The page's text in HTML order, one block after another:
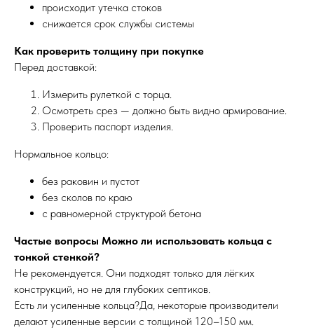
происходит утечка стоков
снижается срок службы системы
Как проверить толщину при покупке
Перед доставкой:
Измерить рулеткой с торца.
Осмотреть срез — должно быть видно армирование.
Проверить паспорт изделия.
Нормальное кольцо:
без раковин и пустот
без сколов по краю
с равномерной структурой бетона
Частые вопросы Можно ли использовать кольца с
тонкой стенкой?
Не рекомендуется. Они подходят только для лёгких
конструкций, но не для глубоких септиков.
Есть ли усиленные кольца?Да, некоторые производители
делают усиленные версии с толщиной 120–150 мм.